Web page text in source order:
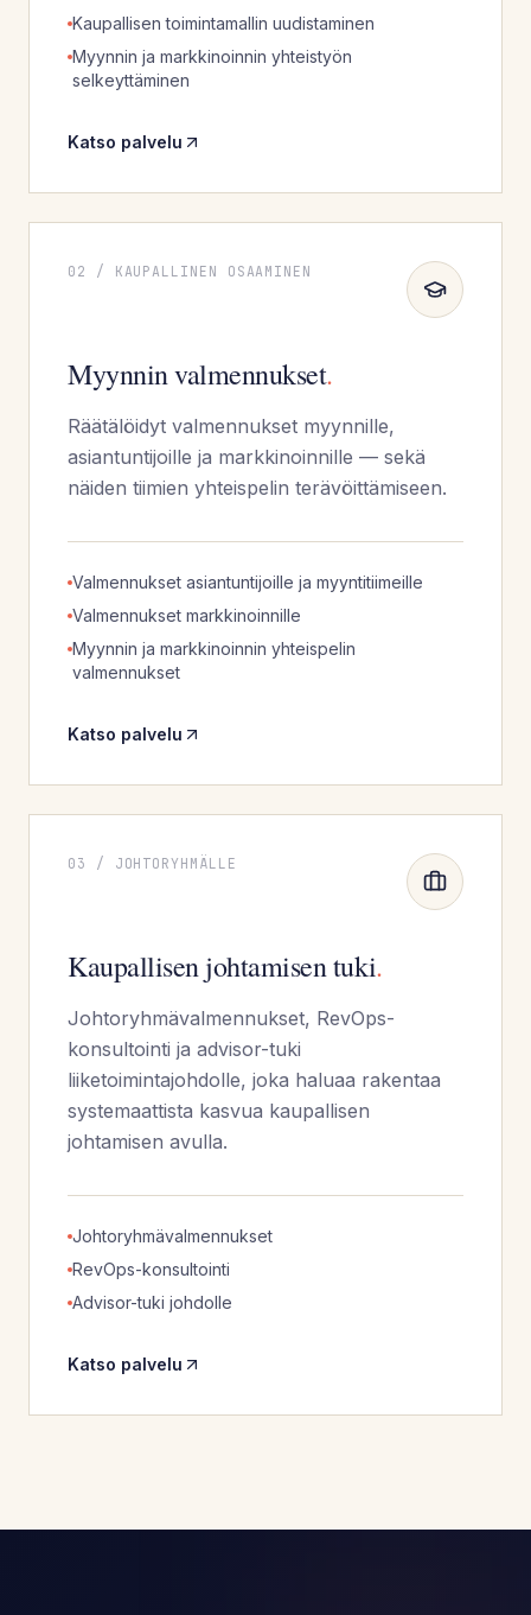
Kaupallisen toimintamallin uudistaminen
Myynnin ja markkinoinnin yhteistyön
selkeyttäminen
Katso palvelu
02 / KAUPALLINEN OSAAMINEN
Myynnin valmennukset.
Räätälöidyt valmennukset myynnille,
asiantuntijoille ja markkinoinnille — sekä
näiden tiimien yhteispelin terävöittämiseen.
Valmennukset asiantuntijoille ja myyntitiimeille
Valmennukset markkinoinnille
Myynnin ja markkinoinnin yhteispelin
valmennukset
Katso palvelu
03 / JOHTORYHMÄLLE
Kaupallisen johtamisen tuki.
Johtoryhmävalmennukset, RevOps-
konsultointi ja advisor-tuki
liiketoimintajohdolle, joka haluaa rakentaa
systemaattista kasvua kaupallisen
johtamisen avulla.
Johtoryhmävalmennukset
RevOps-konsultointi
Advisor-tuki johdolle
Katso palvelu